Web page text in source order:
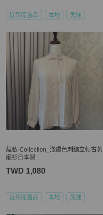
近新閒置品 本地 免運
藏私·Collection_淺膚色刺繡立領古著
襯衫日本製
TWD 1,080
近新閒置品 本地 免運